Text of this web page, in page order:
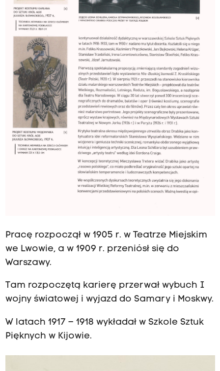
Pracę rozpoczął w 1905 r. w Teatrze Miejskim
we Lwowie, a w 1909 r. przeniósł się do
Warszawy.
Tam rozpoczętą karierę przerwał wybuch I
wojny światowej i wyjazd do Samary i Moskwy.
W latach 1917 – 1918 wykładał w Szkole Sztuk
Pięknych w Kijowie.